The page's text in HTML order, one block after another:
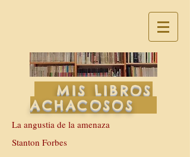
MIS LIBROS
ACHACOSOS
La angustia de la amenaza
Stanton Forbes